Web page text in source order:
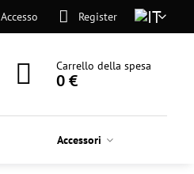
Accesso Register
Carrello della spesa
0 €
Accessori